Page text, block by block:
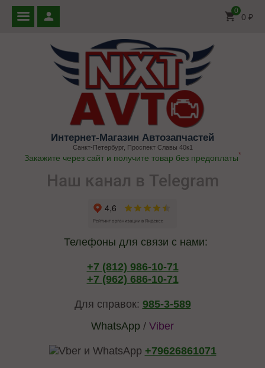
0
0 ₽
Интернет-Магазин Автозапчастей
Санкт-Петербург, Проспект Славы 40к1
Закажите через сайт и получите товар без предоплаты*
Наш канал в Telegram
Телефоны для связи с нами:
+7 (812) 986-10-71
+7 (962) 686-10-71
Для справок: 985-3-589
WhatsApp / Viber
+79626861071